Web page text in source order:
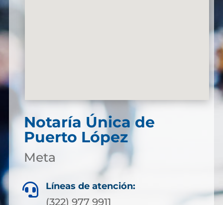
Notaría Única de
Puerto López
Meta
 Líneas de atención:
(322) 977 9911